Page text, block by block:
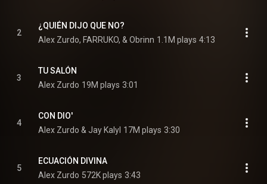
2
¿QUIÉN DIJO QUE NO?
Alex Zurdo, FARRUKO, & Obrinn 1.1M plays 4:13
3
TU SALÓN
Alex Zurdo 19M plays 3:01
4
CON DIO'
Alex Zurdo & Jay Kalyl 17M plays 3:30
5
ECUACIÓN DIVINA
Alex Zurdo 572K plays 3:43